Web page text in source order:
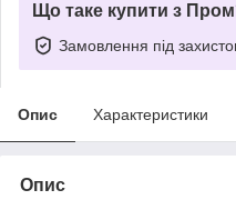
Що таке купити з
Замовлення під
Опис Характеристики
Опис